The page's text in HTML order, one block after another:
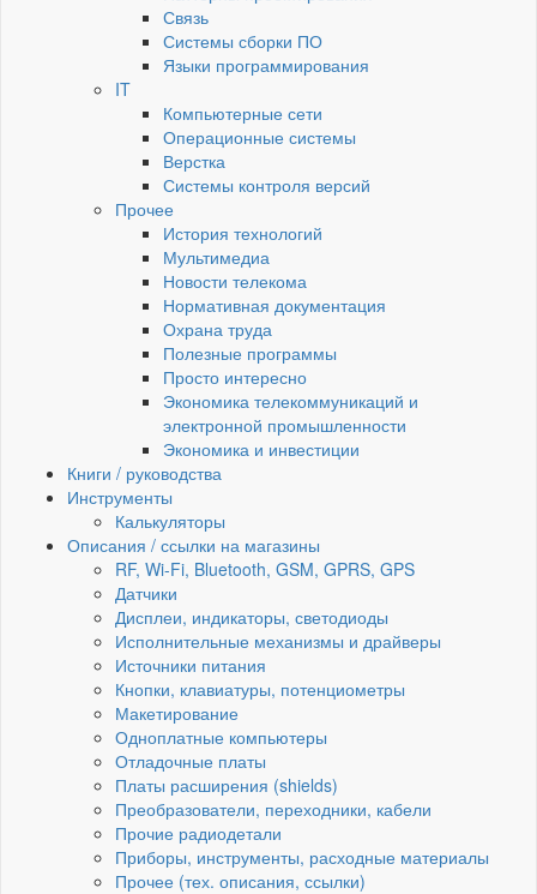
Связь
Системы сборки ПО
Языки программирования
IT
Компьютерные сети
Операционные системы
Верстка
Системы контроля версий
Прочее
История технологий
Мультимедиа
Новости телекома
Нормативная документация
Охрана труда
Полезные программы
Просто интересно
Экономика телекоммуникаций и
электронной промышленности
Экономика и инвестиции
Книги / руководства
Инструменты
Калькуляторы
Описания / ссылки на магазины
RF, Wi-Fi, Bluetooth, GSM, GPRS, GPS
Датчики
Дисплеи, индикаторы, светодиоды
Исполнительные механизмы и драйверы
Источники питания
Кнопки, клавиатуры, потенциометры
Макетирование
Одноплатные компьютеры
Отладочные платы
Платы расширения (shields)
Преобразователи, переходники, кабели
Прочие радиодетали
Приборы, инструменты, расходные материалы
Прочее (тех. описания, ссылки)